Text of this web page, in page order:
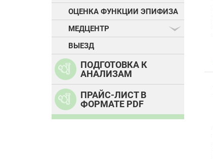
ОЦЕНКА ФУНКЦИИ ЭПИФИЗА
МЕДЦЕНТР
ВЫЕЗД
ПОДГОТОВКА К
АНАЛИЗАМ
ПРАЙС-ЛИСТ В
ФОРМАТЕ PDF